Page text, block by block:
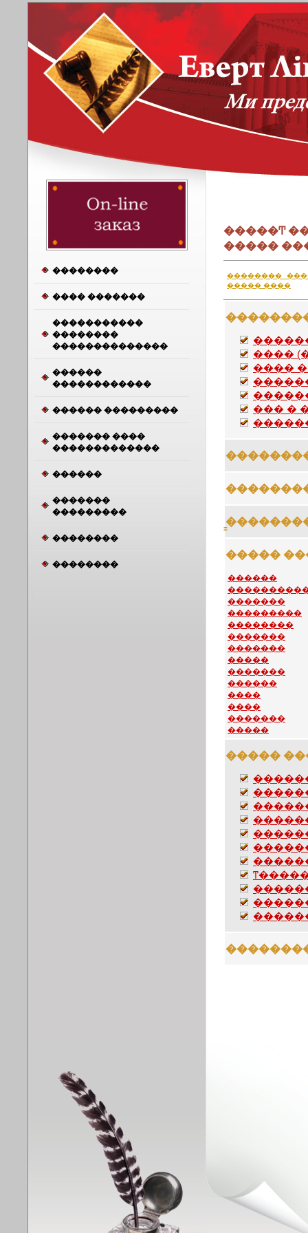
��������
���� �������
�����������
��������
��������������
������
������������
������ ���������
������� ����
�������������
������
�������
���������
��������
��������
�����Ͳ
�����
��������
����� ����
����
����
��� �
�����
������
�������
���������
��������
�������
�������
�����
�������
������
����
����
�������
�����
�����